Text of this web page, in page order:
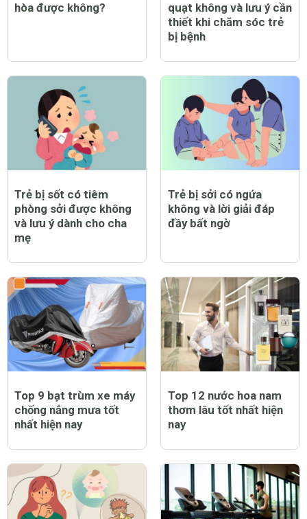
Trẻ bị sởi có nằm điều
hòa được không?
Trẻ bị sởi có được bật
quạt không và lưu ý cần
thiết khi chăm sóc trẻ
bị bệnh
Trẻ bị sốt có tiêm
phòng sởi được không
và lưu ý dành cho cha
mẹ
Trẻ bị sởi có ngứa
không và lời giải đáp
đầy bất ngờ
Top 9 bạt trùm xe máy
chống nắng mưa tốt
nhất hiện nay
Top 12 nước hoa nam
thơm lâu tốt nhất hiện
nay